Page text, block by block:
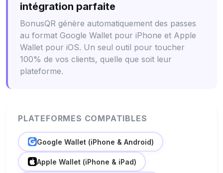
intégration parfaite
BonusQR génère automatiquement des passes
au format Google Wallet pour iPhone et Apple
Wallet pour iOS. Un seul outil pour toucher
100% de vos clients, quelle que soit leur
plateforme.
PLATEFORMES COMPATIBLES
Google Wallet (iPhone & Android)
Apple Wallet (iPhone & iPad)